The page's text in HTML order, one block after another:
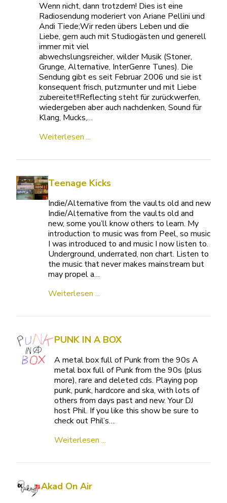
Wenn nicht, dann trotzdem! Dies ist eine
Radiosendung moderiert von Ariane Pellini und
Andi Tiede;Wir reden übers Leben und die
Liebe, gern auch mit Studiogästen und generell
immer mit viel
abwechslungsreicher, wilder Musik (Stoner,
Grunge, Alternative, InterGenre Tunes). Die
Sendung gibt es seit Februar 2006 und sie ist
konsequent frisch, putzmunter und mit Liebe
zubereitet!!Reflecting steht für zurückwerfen,
wiedergeben aber auch nachdenken, Sound für
Klang, Mucks,…
Weiterlesen ...
Teenage Kicks
Indie/Alternative from the vaults old and new
Indie/Alternative from the vaults old and
new, some you’ll know others to learn. My
introduction to music was from Peel, so music
I was introduced to and music I now listen to.
Underground, underrated, non chart. Listen to
the music that never makes mainstream but
may propel a…
Weiterlesen ...
PUNK IN A BOX
A metal box full of Punk from the 90s A
metal box full of Punk from the 90s (plus
more), rare and deleted cds. Playing pop
punk, punk, hardcore and ska, with lots of
others from days past and new. Your DJ
host Phil. If you like this show be sure to
check out Phil’s…
Weiterlesen ...
Akad On Air